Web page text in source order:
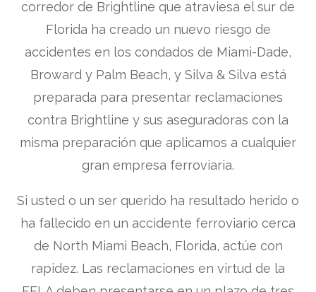
corredor de Brightline que atraviesa el sur de
Florida ha creado un nuevo riesgo de
accidentes en los condados de Miami-Dade,
Broward y Palm Beach, y Silva & Silva está
preparada para presentar reclamaciones
contra Brightline y sus aseguradoras con la
misma preparación que aplicamos a cualquier
gran empresa ferroviaria.
Si usted o un ser querido ha resultado herido o
ha fallecido en un accidente ferroviario cerca
de North Miami Beach, Florida, actúe con
rapidez. Las reclamaciones en virtud de la